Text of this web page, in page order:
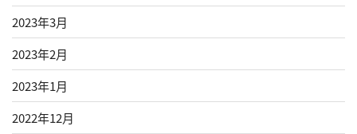
2023年3月
2023年2月
2023年1月
2022年12月